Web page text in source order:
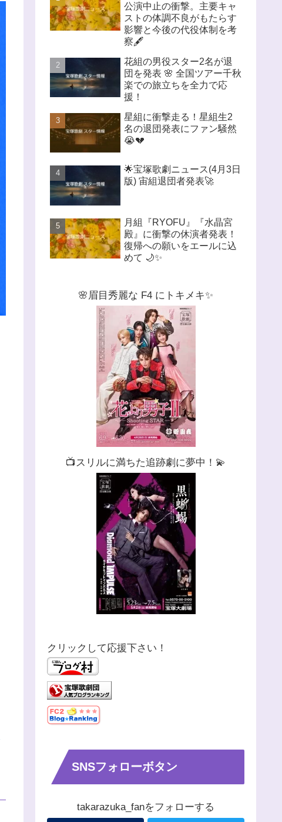
公演中止の衝撃。主要キャ
ストの体調不良がもたらす
影響と今後の代役体制を考
察🖋️
花組の男役スター2名が退
団を発表 🌸 全国ツアー千秋
楽での旅立ちを全力で応
援！
星組に衝撃走る！星組生2
名の退団発表にファン騒然
😭💔
🌟宝塚歌劇ニュース(4月3日
版) 宙組退団者発表🚀
月組『RYOFU』『水晶宮
殿』に衝撃の休演者発表！
復帰への願いをエールに込
めて 🌙✨
🌸眉目秀麗な F4 にトキメキ✨
📺スリルに満ちた追跡劇に夢中！💫
クリックして応援下さい！
SNSフォローボタン
takarazuka_fanをフォローする